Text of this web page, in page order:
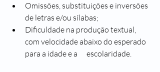
Omissões, substituições e inversões
de letras e/ou sílabas;
Dificuldade na produção textual,
com velocidade abaixo do esperado
para a idade e a      escolaridade.